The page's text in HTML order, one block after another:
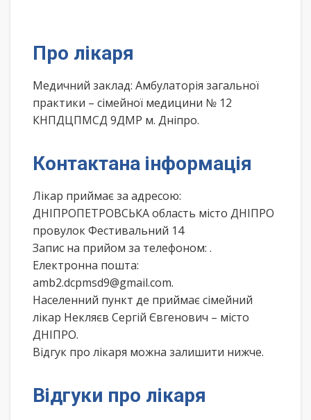
Про лікаря
Медичний заклад: Амбулаторія загальної
практики – сімейної медицини № 12
КНПДЦПМСД 9ДМР м. Дніпро.
Контактана інформація
Лікар приймає за адресою:
ДНІПРОПЕТРОВСЬКА область місто ДНІПРО
провулок Фестивальний 14
Запис на прийом за телефоном: .
Електронна пошта:
amb2.dcpmsd9@gmail.com.
Населенний пункт де приймає сімейний
лікар Некляєв Сергій Євгенович – місто
ДНІПРО.
Відгук про лікаря можна залишити нижче.
Відгуки про лікаря